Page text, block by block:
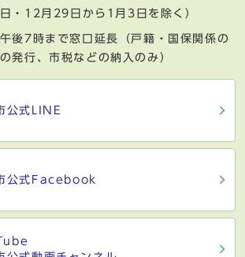
・12月29日から1月3日を除く）
後7時まで窓口延長（戸籍・国保関係の
発行、市税などの納入のみ）
公式LINE
公式Facebook